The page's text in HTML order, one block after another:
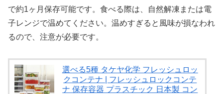
で約1ヶ月保存可能です。食べる際は、自然解凍または電
子レンジで温めてください。温めすぎると風味が損なわれ
るので、注意が必要です。
選べる5種 タケヤ化学 フレッシュロッ
クコンテナ | フレッシュロックコンテ
ナ 保存容器 プラスチック 日本製 コン